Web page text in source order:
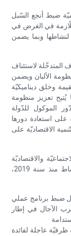
ضبط أنجع السّبل
اللّازمة في الغرض في
وبما يضمن
المتدخّلة لاستئناف
الألبان ويضمن
وخلق ديناميكيّة
يُتيح تعزيز منظومة
الموكول للدّولة
استعادة دورها
الاقتصاديّة على
والاقتصاديّة
للشّركة وللأسباب التي أدّت إلى توقّفها عن النشاط منذ سنة 2019،
ضبط برنامج عملي
الآجال في إطار
ظرفيّة عاجلة لفائدة